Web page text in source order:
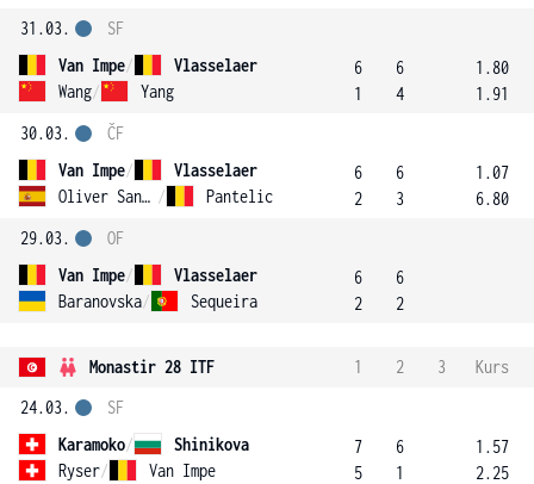
31.03.
Van Impe/
Vlasselaer
Wang/ Yang
SF
6
1
6
4
1.80
1.91
30.03.
Van Impe/
Vlasselaer
Oliver Sanchez / Pantelic
ČF
6
2
6
3
1.07
6.80
29.03.
Van Impe/
Vlasselaer
Baranovska/ Sequeira
OF
6
2
6
2
Monastir 28 ITF 1 2 3
Kurs
24.03.
Karamoko/
Shinikova
Ryser/ Van Impe
SF
7
5
6
1
1.57
2.25